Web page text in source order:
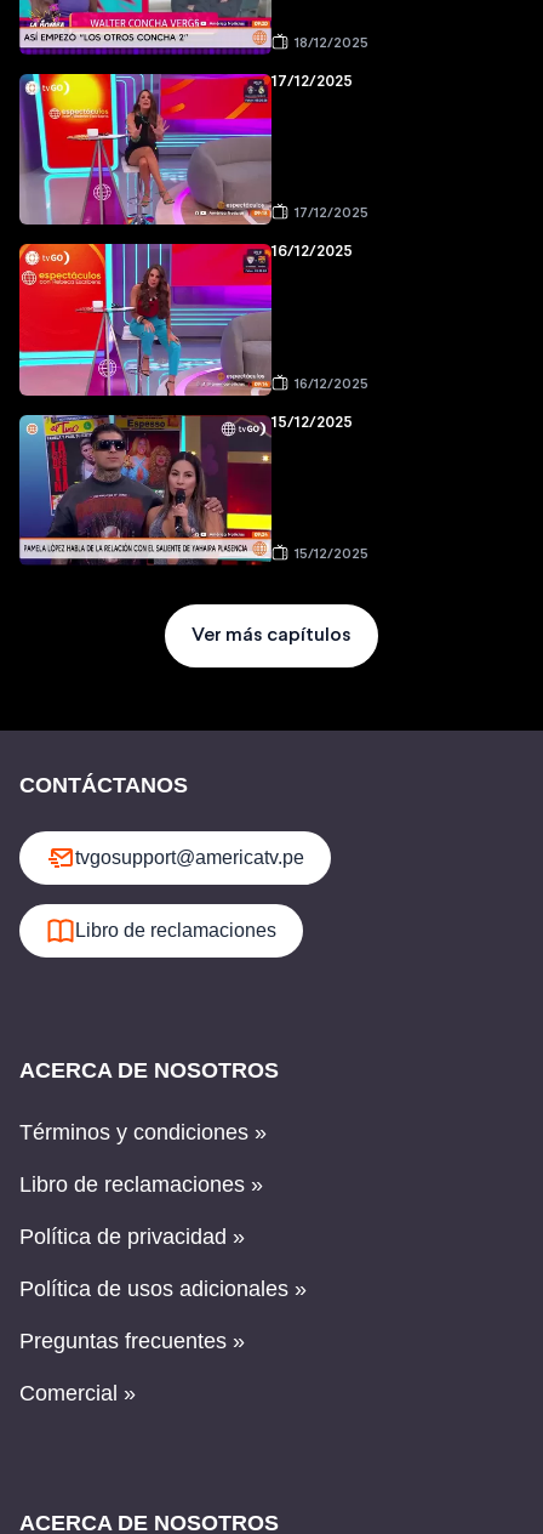
18/12/2025
17/12/2025
17/12/2025
16/12/2025
16/12/2025
15/12/2025
15/12/2025
Ver más capítulos
CONTÁCTANOS
tvgosupport@americatv.pe
Libro de reclamaciones
ACERCA DE NOSOTROS
Términos y condiciones »
Libro de reclamaciones »
Política de privacidad »
Política de usos adicionales »
Preguntas frecuentes »
Comercial »
ACERCA DE NOSOTROS